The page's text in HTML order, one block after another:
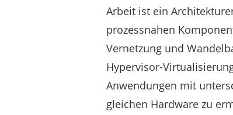
Arbeit ist ein
prozessnahen
Vernetzung und
Hypervisor-
Anwendungen mit
gleichen Hardware zu